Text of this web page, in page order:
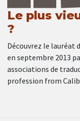
Le plus
?
Découvrez le lauréat
en septembre 2013
associations de
profession from